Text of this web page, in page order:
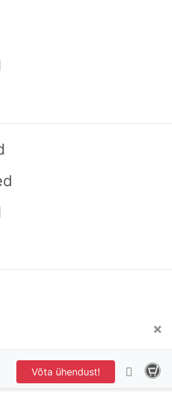
×
Võta ühendust!
TOOTED
15,00 € + KM